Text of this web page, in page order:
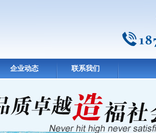
企业动态 联系我们